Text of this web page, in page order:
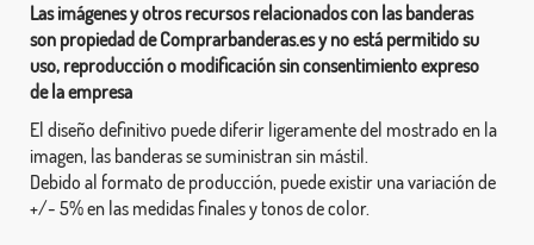
Las imágenes y otros recursos relacionados con las banderas
son propiedad de Comprarbanderas.es y no está permitido su
uso, reproducción o modificación sin consentimiento expreso
de la empresa
El diseño definitivo puede diferir ligeramente del mostrado en la
imagen, las banderas se suministran sin mástil.
Debido al formato de producción, puede existir una variación de
+/- 5% en las medidas finales y tonos de color.